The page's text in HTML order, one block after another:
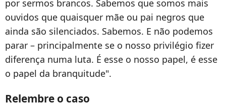
por sermos brancos. Sabemos que somos mais
ouvidos que quaisquer mãe ou pai negros que
ainda são silenciados. Sabemos. E não podemos
parar – principalmente se o nosso privilégio fizer
diferença numa luta. É esse o nosso papel, é esse
o papel da branquitude".
Relembre o caso